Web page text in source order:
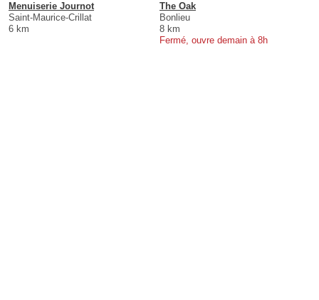
Menuiserie Journot
Saint-Maurice-Crillat
6 km
The Oak
Bonlieu
8 km
Fermé, ouvre demain à 8h